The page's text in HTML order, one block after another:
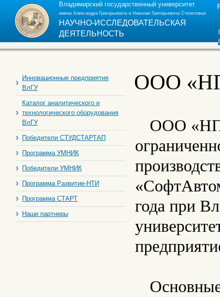
Владимирский государственный университет
имени Александра Григорьевича и Николая Григорьевича Столетовых
НАУЧНО-ИССЛЕДОВАТЕЛЬСКАЯ
ДЕЯТЕЛЬНОСТЬ
Инновационные предприятия
ВлГУ
Каталог аналитического и
технологического оборудования
ВлГУ
Победители СТУДСТАРТАП
Программа УМНИК
Победители УМНИК
Программа Развитие-НТИ
Программа СТАРТ
Наши партнеры
ООО
ООО
года при